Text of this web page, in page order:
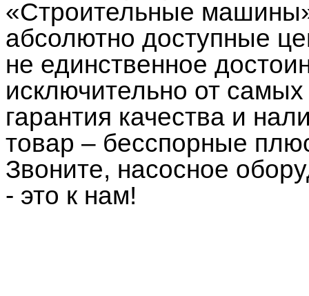
«Строительные
абсолютно доступные
не единственное
исключительно от
гарантия качества и
товар – бесспорные
Звоните, насосное
- это к нам!